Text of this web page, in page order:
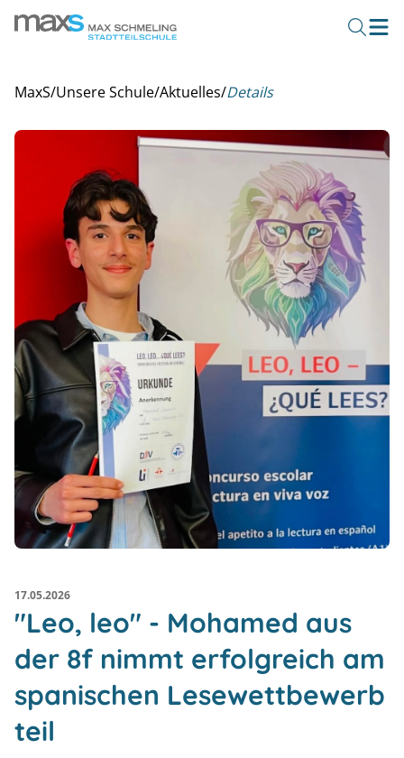
MaxS/Unsere Schule/Aktuelles/Details
17.05.2026
"Leo, leo" - Mohamed aus
der 8f nimmt erfolgreich am
spanischen Lesewettbewerb
teil